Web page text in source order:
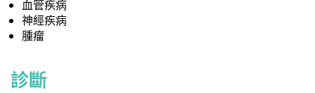
血管疾病
神經疾病
腫瘤
診斷